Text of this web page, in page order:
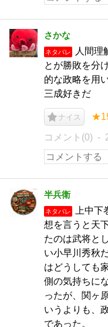
さかな
ネタバレ
人間理
とが勝敗を分
的な政略を用
三成好きだ
ナイス
コメント(0)
半兵衛
ネタバレ
上中
想を言うと天
たのは武将と
い小早川秀秋
はどうしても
側の気持ちに
ったが、関ヶ
いうよりも、
であった。